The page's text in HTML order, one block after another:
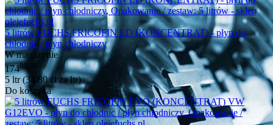
5 litrów FUCHS FRICOFIN LD (KONCENTRAT) - płyn do
chłodnic / płyn chłodniczy
W magazynie
17400
5 ltr (34.80złza ltr)
Do koszyka